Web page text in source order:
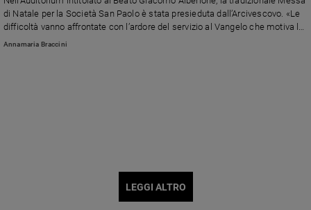
di Natale per la Società San Paolo è stata presieduta dall’Arcivescovo. «Le
difficoltà vanno affrontate con l’ardore del servizio al Vangelo che motiva le
fatiche che non possiamo risparmiarci e le sfide a cui non possiamo
Annamaria Braccini
LEGGI ALTRO